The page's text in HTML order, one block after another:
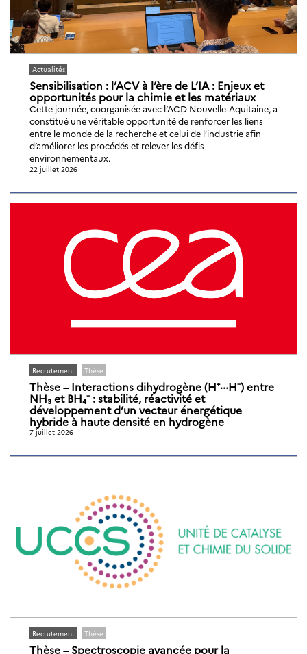
Actualités
Sensibilisation : l’ACV à l’ère de L’IA : Enjeux et
opportunités pour la chimie et les matériaux
Cette journée, coorganisée avec l’ACD Nouvelle-Aquitaine, a
constitué une véritable opportunité de renforcer les liens
entre le monde de la recherche et celui de l’industrie afin
d’améliorer les procédés et relever les défis
environnementaux.
22 juillet 2026
Recrutement Thèse
Thèse – Interactions dihydrogène (H⁺···H⁻) entre
NH₃ et BH₄⁻ : stabilité, réactivité et
développement d’un vecteur énergétique
hybride à haute densité en hydrogène
7 juillet 2026
Recrutement Thèse
Thèse – Spectroscopie avancée pour la